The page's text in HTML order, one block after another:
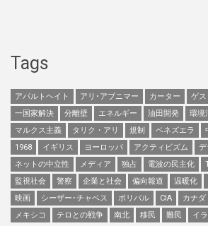
Tags
アパルトヘイト アリ･アブニマー カーター ゲス
一国家解決
分離壁 エネルギー 油田開発 環境
マルクス主義
タリク・アリ 規制 ベネズエラ
1968
イギリス ヨーロッパ アクティビズム
デ
ネットの中立性
メディア 独占 電波の民主化
監視社会
警察 企業と社会 偏向報道 温暖化
映画
シーザー･チャベス ボリバル CIA カナダ
メキシコ
テロとの戦争 南北 移民 難民 イ